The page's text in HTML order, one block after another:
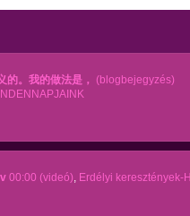
的。我的做法是，
(blogbejegyzés)
00:00 (videó), Erdélyi keresztények-